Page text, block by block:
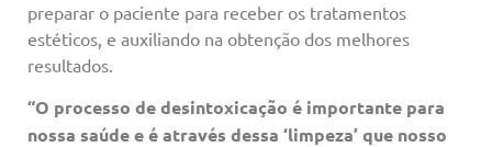
preparar o paciente para receber os tratamentos
estéticos, e auxiliando na obtenção dos melhores
resultados.
“O processo de desintoxicação é importante para
nossa saúde e é através dessa ‘limpeza’ que nosso